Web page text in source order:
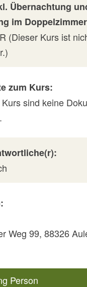
Übernachtung
im
(Dieser Kurs ist
zum Kurs:
sind keine
Weg 99, 88326
Person